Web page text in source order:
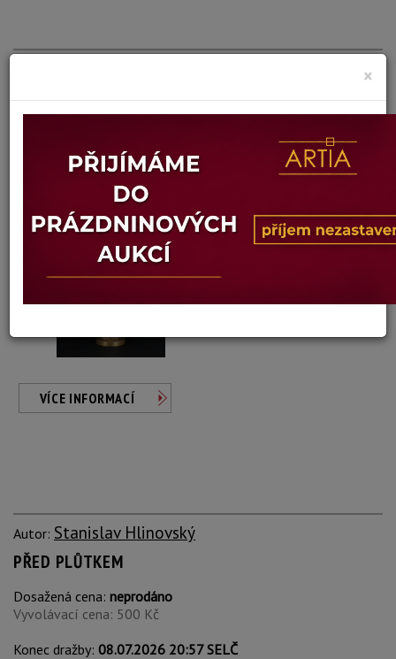
Vyvolávací cena: 350 Kč
08.07.2026 20:56 SELČ
VÍCE INFORMACÍ
Autor: Stanislav Hlinovský
PŘED PLŮTKEM
Dosažená cena: neprodáno
Vyvolávací cena: 500 Kč
Konec dražby: 08.07.2026 20:57 SELČ
×